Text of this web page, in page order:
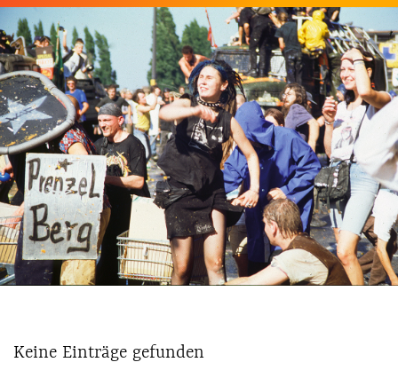
Keine Einträge gefunden